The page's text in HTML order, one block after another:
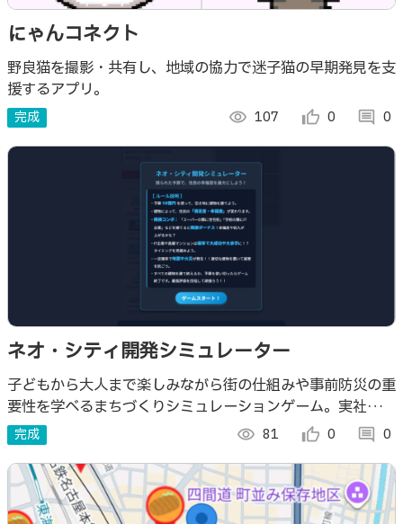
にゃんコネクト
野良猫を撮影・共有し、地域の協力で迷子猫の早期発見を支
援するアプリ。
完成 visibility 107 thumb_up_alt 0 comment 0
ネオ・シティ開発シミュレーター
子どもから大人まで楽しみながら街の仕組みや事前防災の重
要性を学べるまちづくりシミュレーションゲーム。実社会に
即した相乗効果や一定確率で発生する災害などを通じ、現実
の地域社会への関心を養うことを目指す。
完成 visibility 81 thumb_up_alt 0 comment 0